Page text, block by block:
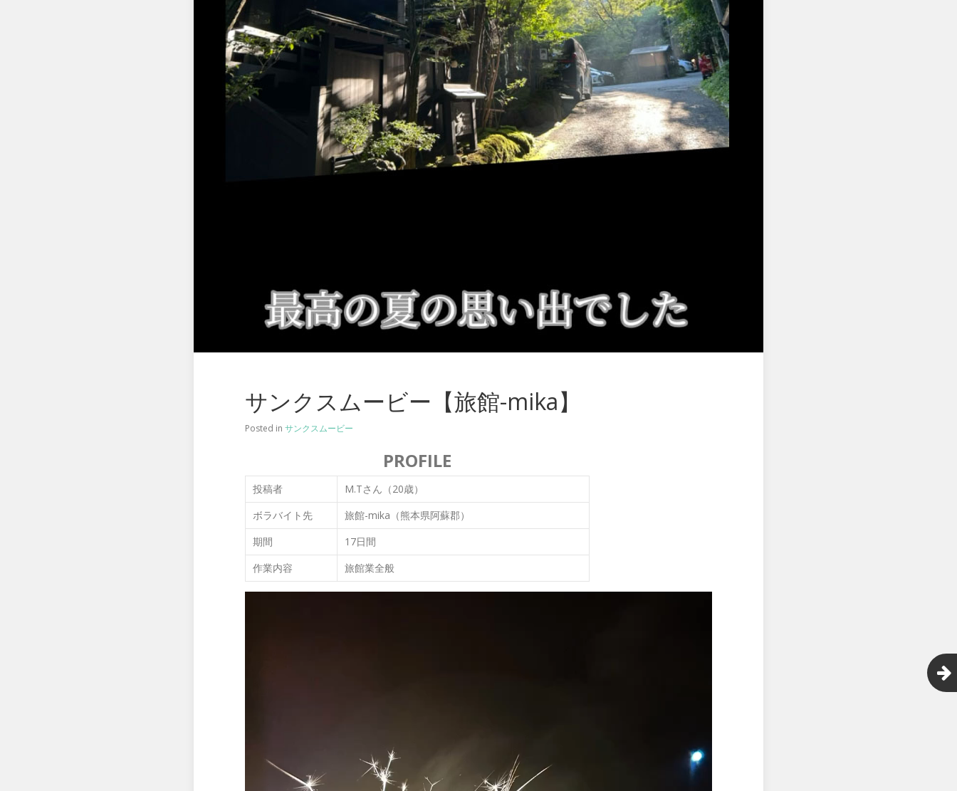
サンクスムービー【旅館-mika】
Posted in サンクスムービー
PROFILE
投稿者
M.Tさん（20歳）
ボラバイト先
旅館-mika（熊本県阿蘇郡）
期間
17日間
作業内容
旅館業全般